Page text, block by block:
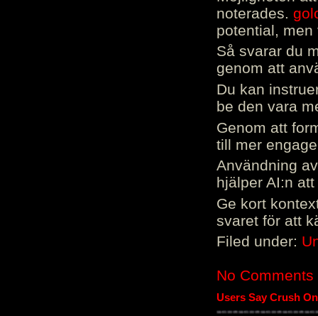
noterades.
potential, men
Så svarar du
genom att
Du kan
be den vara
Genom att
till mer
Användning
hjälper AI:n
Ge kort
svaret för att
Filed under:
No Comments
Users Say Crush